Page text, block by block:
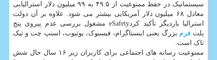
سیستماتیک در حفظ ممنوعیت از ۴۹.۵ به ۹۹ میلیون دلار استرالیایی
معادل ۶۸ میلیون دلار آمریکایی بیشتر می شود. علاوه بر آن دولت
استرالیا باردیگر تأکید کردeSafety مشغول بررسی عدم پیروی پنج
پلت فرم بزرگ یعنی اینستاگرام، فیسبوک، یوتیوب، اسنپ چت و تیک
تاک است.
ممنوعیت رسانه های اجتماعی برای کاربران زیر ۱۶ سال حال شش